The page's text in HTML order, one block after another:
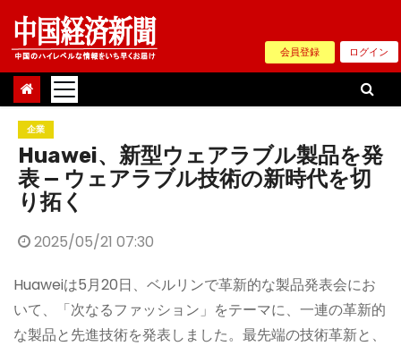
Skip
content
会員登録 ログイン
企業
Huawei、新型ウェアラブル製品を発
表 — ウェアラブル技術の新時代を切
り拓く
2025/05/21 07:30
Huaweiは5月20日、ベルリンで革新的な製品発表会にお
いて、「次なるファッション」をテーマに、一連の革新的
な製品と先進技術を発表しました。最先端の技術革新と、